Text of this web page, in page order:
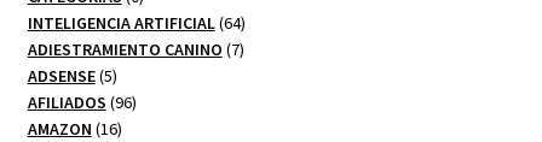
productos
INTELIGENCIA ARTIFICIAL 6464
productos
ADIESTRAMIENTO CANINO 77
ADSENSE 55
productos
AFILIADOS 9696
AMAZON 1616